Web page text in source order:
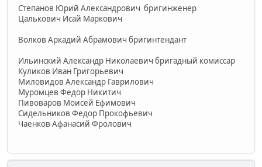
Степанов Юрий Александрович бригинженер
Цалькович Исай Маркович
Волков Аркадий Абрамович бригинтендант
Ильинский Александр Николаевич бригадный комиссар
Куликов Иван Григорьевич
Миловидов Александр Гаврилович
Муромцев Федор Никитич
Пивоваров Моисей Ефимович
Сидельников Федор Прокофьевич
Чаенков Афанасий Фролович